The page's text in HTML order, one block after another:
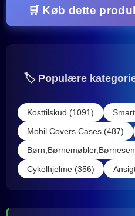
🛒 Køb dette
🏷️ Populære
Kosttilskud (1091)
Mobil Covers Cases (487)
Cykelhjelme (356)